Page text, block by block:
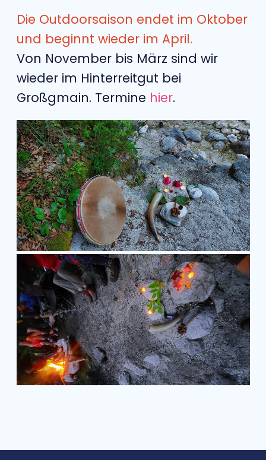
Die Outdoorsaison endet im Oktober
und beginnt wieder im April.
Von November bis März sind wir
wieder im Hinterreitgut bei
Großgmain. Termine hier.